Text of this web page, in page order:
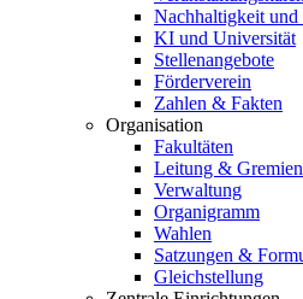
Nachhaltigkeit
KI und Universität
Stellenangebote
Förderverein
Zahlen & Fakten
Organisation
Fakultäten
Leitung & Gremien
Verwaltung
Organigramm
Wahlen
Satzungen &
Gleichstellung